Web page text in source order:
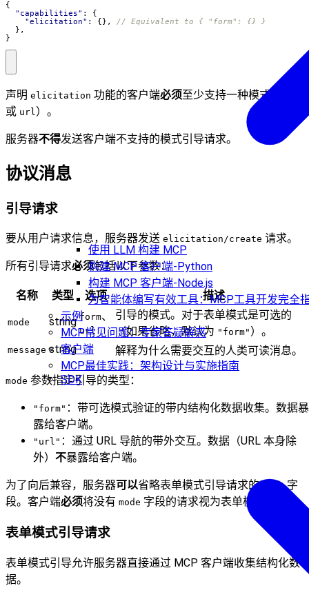
使用 LLM 构建 MCP
构建 MCP 客户端-Python
构建 MCP 客户端-Node.js
为智能体编写有效工具：MCP工具开发完全
示例
MCP常见问题：专家答疑解惑
客户端
MCP最佳实践：架构设计与实施指南
SDK
{
"capabilities" :
{
"elicitation" : {},
},
}
声明 elicitation 功能的客户端必须至少支持一种模式（
或 url ）。
服务器不得发送客户端不支持的模式引导请求。
协议消息
引导请求
要从用户请求信息，服务器发送 elicitation/create 请求。
所有引导请求必须包括以下参数：
名称 类型 选项 描述
mode string form、
url
引导的模式。对于表单模式是可选的
（如果省略，默认为 "form" ）。
message string 解释为什么需要交互的人类可读消息。
mode 参数指定引导的类型：
"form" ：带可选模式验证的带内结构化数据收集。数据暴
露给客户端。
"url" ：通过 URL 导航的带外交互。数据（URL 本身除
外） 不暴露给客户端。
为了向后兼容，服务器可以省略表单模式引导请求的 mode字
段。客户端必须将没有 mode 字段的请求视为表单模式。
表单模式引导请求
表单模式引导允许服务器直接通过 MCP 客户端收集结构化数
据。